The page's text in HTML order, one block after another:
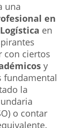
una
en
en
con ciertos
y
fundamental
la
o contar